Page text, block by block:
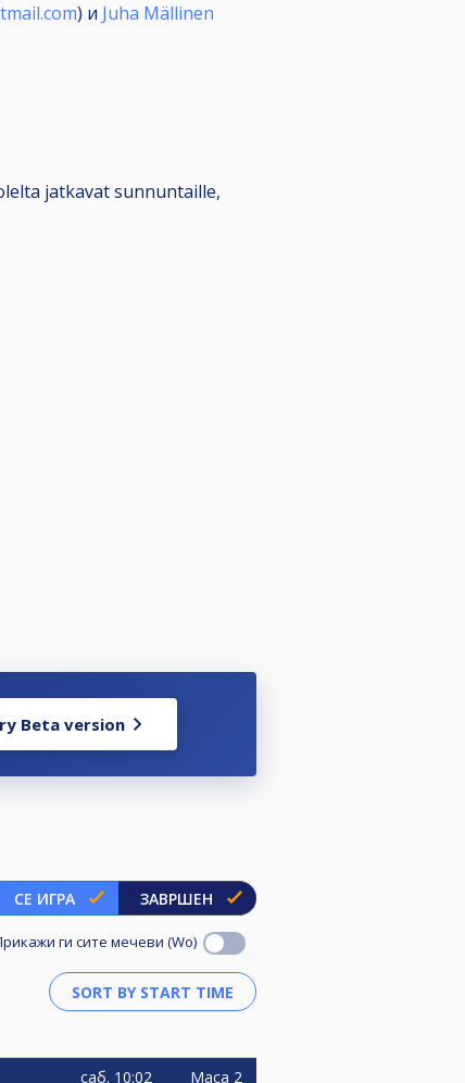
) и Juha Mällinen
jatkavat sunnuntaille,
Beta version
СЕ ИГРА ЗАВРШЕН
ги сите мечеви (Wo)
саб. 10:02 Маса 2